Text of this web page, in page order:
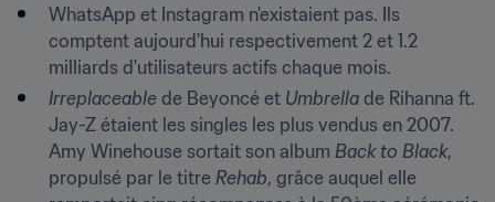
WhatsApp et Instagram n'existaient pas. Ils
comptent aujourd'hui respectivement 2 et 1.2
milliards d'utilisateurs actifs chaque mois.
Irreplaceable de Beyoncé et Umbrella de Rihanna ft.
Jay-Z étaient les singles les plus vendus en 2007.
Amy Winehouse sortait son album Back to Black,
propulsé par le titre Rehab, grâce auquel elle